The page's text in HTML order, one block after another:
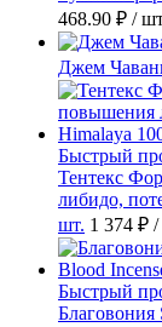
468.90 ₽ /
Джем
Быстрый
Тентекс
либидо,
шт. 1 374 ₽
Быстрый
Благовония